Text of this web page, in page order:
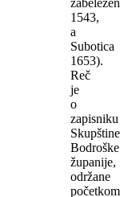
zabeležen
1543,
a
Subotica
1653).
Reč
je
o
zapisniku
Skupštine
Bodroške
županije,
održane
početkom